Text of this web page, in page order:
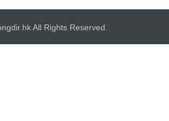
All Rights Reserved.